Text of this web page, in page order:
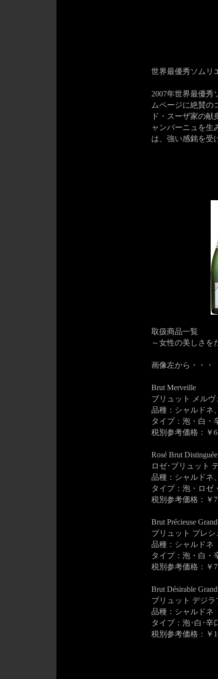
世界最優秀ソムリ
2007年世界最優
ムページに絶賛の
ド・スーザ家の
ャンパーニュを生
は、強い感銘を受
取扱商品一覧
～女性の美しさを
画像左から・・・
Brut Merveille
ブリュット メル
品種：シャルドネ
タイプ：泡・白・
税別参考価格：￥
Rosé Brut Distinguée
ロゼ･ブリュット
品種：シャルドネ
タイプ：泡・ロゼ
税別参考価格：￥
Brut Précieuse
ブリュット プレ
品種：シャルドネ
タイプ：泡・白・
税別参考価格：￥
Brut Désirable
ブリュット デジ
品種：シャルドネ
タイプ：泡･白･辛
税別参考価格：￥